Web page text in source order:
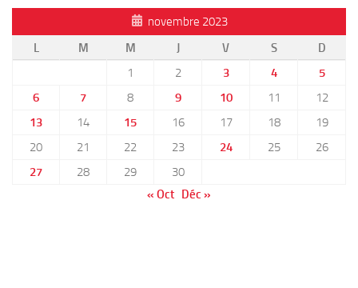
novembre 2023
L
M M J V S
D
1
2 3 4
5
6
7 8 9 10 11
12
13
14 15 16 17 18
19
20
21 22 23 24 25
26
27
28 29
30
« Oct Déc »